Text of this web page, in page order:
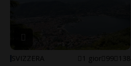
SVIZZERA 1 gior 99 138